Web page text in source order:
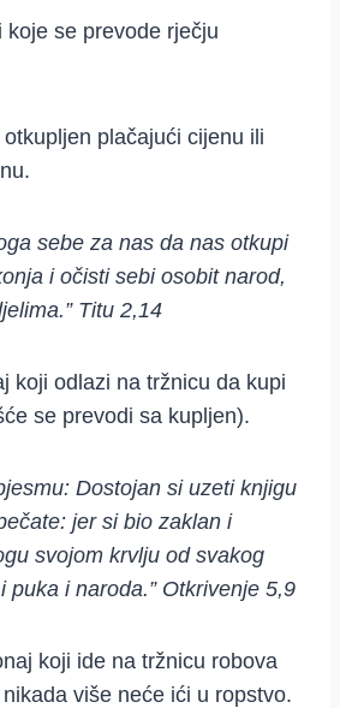
koje se prevode rječju
plačajući cijenu ili
sebe za nas da nas otkupi
i očisti sebi osobit narod,
Titu 2,14
koji odlazi na tržnicu da kupi
se prevodi sa kupljen).
Dostojan si uzeti knjigu
jer si bio zaklan i
svojom krvlju od svakog
puka i naroda.” Otkrivenje 5,9
koji ide na tržnicu robova
više neće ići u ropstvo.